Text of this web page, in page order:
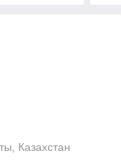
Казахстан